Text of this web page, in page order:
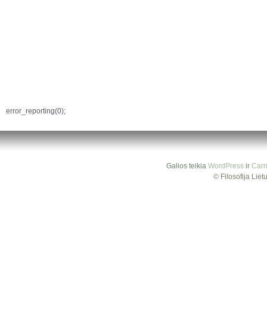
error_reporting(0);
Galios teikia WordPressir
© Filosofija